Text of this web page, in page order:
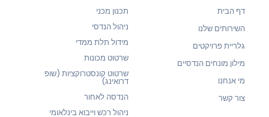
דף הבית
השירותים שלנו
גלריית פרויקטים
מילון מונחים הנדסיים
מי אנחנו
צור קשר
תכנון מכני
ניהול הנדסי
מידול תלת ממדי
שרטוט מכונות
שרטוט קונסטרוקציות (שופ
דרואינג)
הנדסה לאחור
ניהול רכש וייבוא בינלאומי